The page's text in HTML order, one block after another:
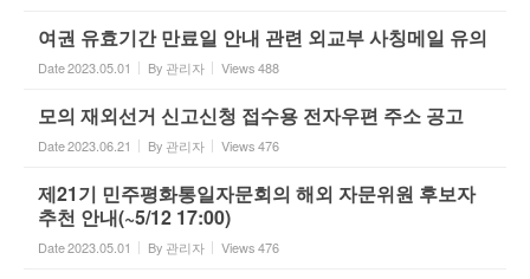
여권 유효기간 만료일 안내 관련 외교부 사칭메일 유의
Date2023.05.01 By 관리자 Views488
모의 재외선거 신고신청 접수용 전자우편 주소 공고
Date2023.06.21 By 관리자 Views476
제21기 민주평화통일자문회의 해외 자문위원 후보자
추천 안내(~5/12 17:00)
Date2023.05.01 By 관리자 Views476